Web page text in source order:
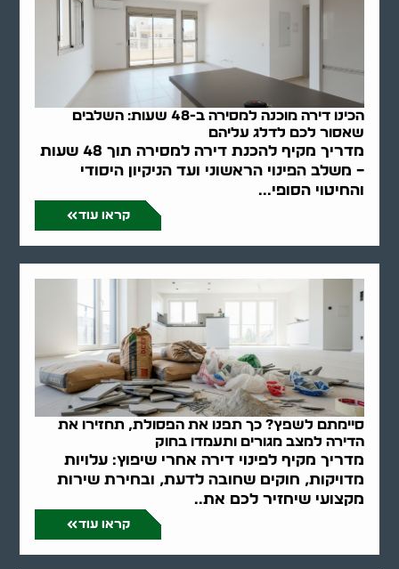
הכינו דירה מוכנה למסירה ב-48 שעות: השלבים
שאסור לכם לדלג עליהם
מדריך מקיף להכנת דירה למסירה תוך 48 שעות
– משלב הפינוי הראשוני ועד הניקיון היסודי
והחיטוי הסופי...
קראו עוד
סיימתם לשפץ? כך תפנו את הפסולת, תחזירו את
הדירה למצב מגורים ותעמדו בחוק
מדריך מקיף לפינוי דירה אחרי שיפוץ: עלויות
מדויקות, חוקים שחובה לדעת, ובחירת שירות
מקצועי שיחזיר לכם את..
קראו עוד